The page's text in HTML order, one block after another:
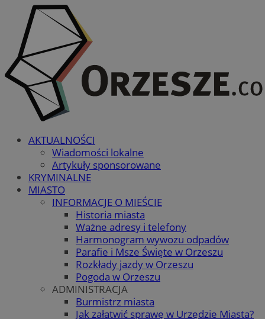
AKTUALNOŚCI
Wiadomości lokalne
Artykuły sponsorowane
KRYMINALNE
MIASTO
INFORMACJE O MIEŚCIE
Historia miasta
Ważne adresy i telefony
Harmonogram wywozu odpadów
Parafie i Msze Święte w Orzeszu
Rozkłady jazdy w Orzeszu
Pogoda w Orzeszu
ADMINISTRACJA
Burmistrz miasta
Jak załatwić sprawę w Urzędzie Miasta?